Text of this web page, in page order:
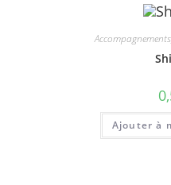
Ajouter à